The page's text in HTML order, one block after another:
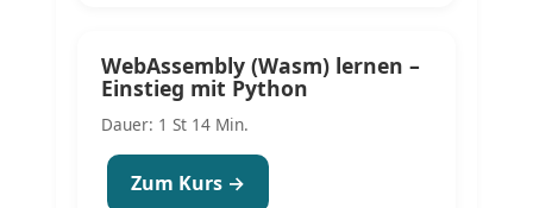
WebAssembly (Wasm) lernen –
Einstieg mit Python
Dauer: 1 St 14 Min.
Zum Kurs →